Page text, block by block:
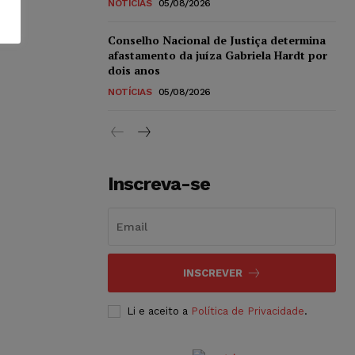
NOTÍCIAS 05/08/2026
Conselho Nacional de Justiça determina
afastamento da juíza Gabriela Hardt por
dois anos
NOTÍCIAS 05/08/2026
Inscreva-se
INSCREVER
Li e aceito a Política de Privacidade.